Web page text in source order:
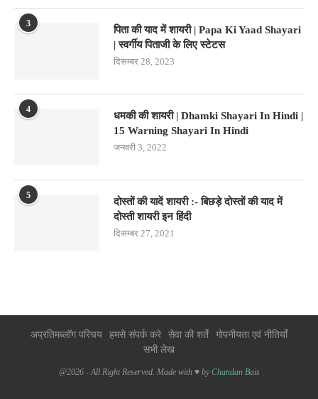
3
पिता की याद में शायरी | Papa Ki Yaad Shayari
| स्वर्गीय पिताजी के लिए स्टेटस
दिसम्बर 28, 2023
4
धमकी की शायरी | Dhamki Shayari In Hindi |
15 Warning Shayari In Hindi
जनवरी 3, 2022
5
दोस्तों की यादें शायरी :- बिछड़े दोस्तों की याद में
दोस्ती शायरी इन हिंदी
दिसम्बर 27, 2021
अप्रतिमब्लॉग परिचय हमसे संपर्क करे सेवा की शर्ते
गोपनीयता एवं नीतियाँ
सभी लेख
@2026 - All Right Reserved. Made with ♥ byChandan Bais